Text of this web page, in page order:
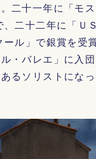
二十一年に「モ
二十二年に「Ｕ
ル」で銀賞を受
・バレエ」に入
るソリストになっ